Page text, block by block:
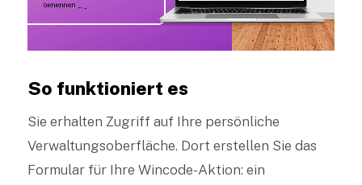
So funktioniert es
Sie erhalten Zugriff auf Ihre persönliche
Verwaltungsoberfläche. Dort erstellen Sie das
Formular für Ihre Wincode-Aktion: ein